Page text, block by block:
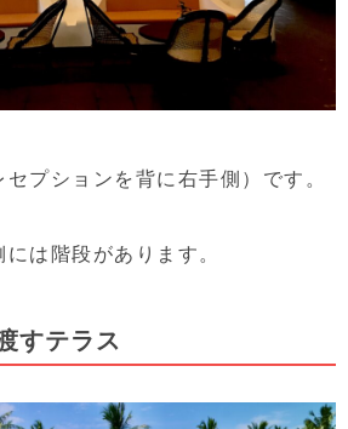
プションを背に右手側）です。
は階段があります。
すテラス